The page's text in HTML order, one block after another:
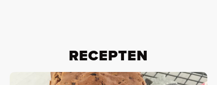
RECEPTEN